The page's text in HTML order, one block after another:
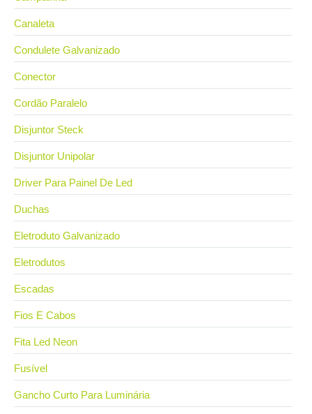
Canaleta
Condulete Galvanizado
Conector
Cordão Paralelo
Disjuntor Steck
Disjuntor Unipolar
Driver Para Painel De Led
Duchas
Eletroduto Galvanizado
Eletrodutos
Escadas
Fios E Cabos
Fita Led Neon
Fusível
Gancho Curto Para Luminária